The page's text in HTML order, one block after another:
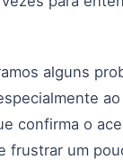
alguns
confirma o
frustrar um